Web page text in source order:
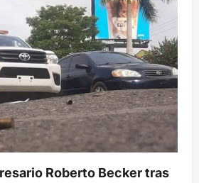
Roberto Becker tras